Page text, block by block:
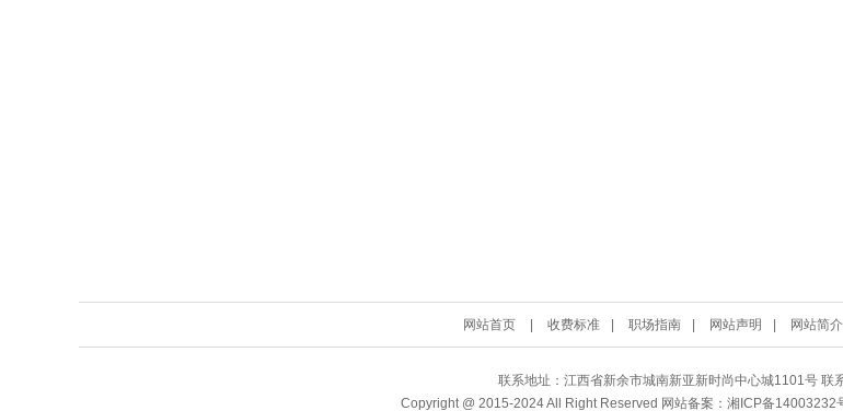
网站首页 收费标准 职场指南 网站声明 网站简介
联系地址：江西省新余市城南新亚新时尚中心城1101号 联
Copyright @ 2015-2024 All Right Reserved 网站备案： 湘ICP备14003232